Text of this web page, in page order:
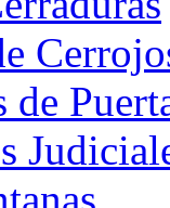
de